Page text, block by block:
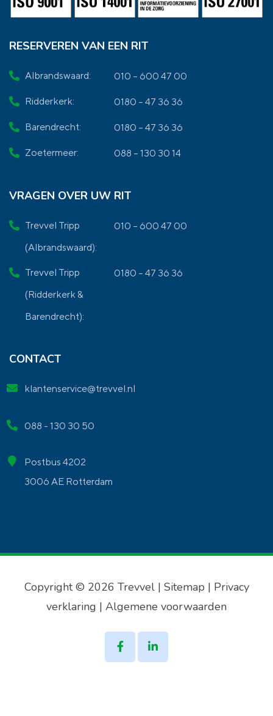
RESERVEREN VAN EEN RIT
Albrandswaard: 010 – 600 47 00
Ridderkerk: 0180 – 47 36 36
Barendrecht: 0180 – 47 36 36
Zoetermeer: 088 – 130 30 14
VRAGEN OVER UW RIT
Trevvel Tripp
(Albrandswaard):
010 – 600 47 00
Trevvel Tripp
(Ridderkerk &
Barendrecht):
0180 – 47 36 36
CONTACT
klantenservice@trevvel.nl
088 - 130 30 50
Postbus 4202
3006 AE Rotterdam
Copyright © 2026 Trevvel | Sitemap | Privacy
verklaring | Algemene voorwaarden